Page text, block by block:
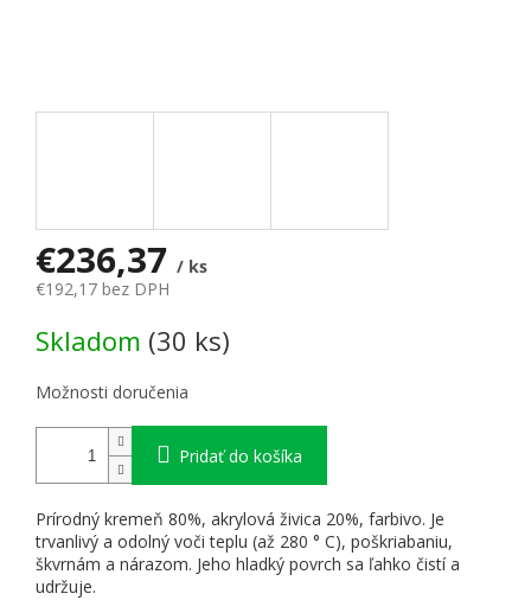
€236,37 / ks
€192,17 bez DPH
Skladom (30 ks)
Možnosti doručenia
Pridať do košíka
Prírodný kremeň 80%, akrylová živica 20%, farbivo. Je
trvanlivý a odolný voči teplu (až 280 ° C), poškriabaniu,
škvrnám a nárazom. Jeho hladký povrch sa ľahko čistí a
udržuje.